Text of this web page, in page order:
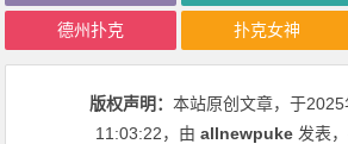
德州扑克 扑克女神
版权声明：本站原创文章，于2025
11:03:22，由allnewpuke 发表